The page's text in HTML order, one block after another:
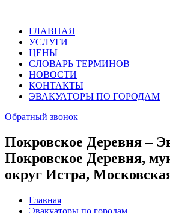
ГЛАВНАЯ
УСЛУГИ
ЦЕНЫ
СЛОВАРЬ ТЕРМИНОВ
НОВОСТИ
КОНТАКТЫ
ЭВАКУАТОРЫ ПО ГОРОДАМ
Обратный звонок
Покровское Деревня –
Покровское Деревня,
округ Истра,
Главная